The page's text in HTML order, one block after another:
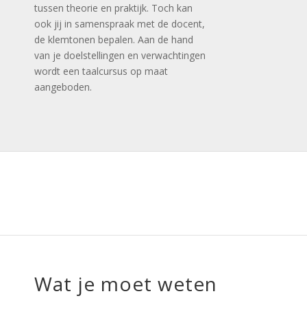
tussen theorie en praktijk. Toch kan
ook jij in samenspraak met de docent,
de klemtonen bepalen. Aan de hand
van je doelstellingen en verwachtingen
wordt een taalcursus op maat
aangeboden.
Wat je moet weten